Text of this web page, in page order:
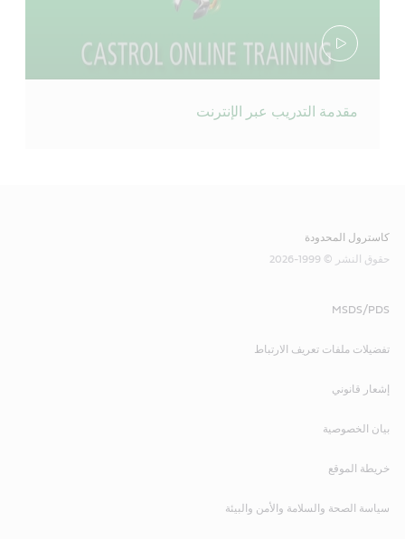
مقدمة التدريب عبر الإنترنت
كاسترول المحدودة
حقوق النشر © 1999-2026
MSDS/PDS
تفضيلات ملفات تعريف الارتباط
إشعار قانوني
بيان الخصوصية
خريطة الموقع
سياسة الصحة والسلامة والأمن والبيئة